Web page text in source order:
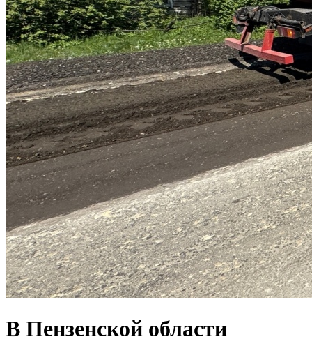
В Пензенской области